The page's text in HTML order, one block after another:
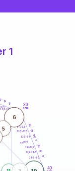
1
30
anni
40
28,5-29
31-32,5
32,5-33,5
33,5-34
36-37,5
37,5-38,5
38,5-39
17
5
19
13
20
7
15
8
9
6
5
35anni